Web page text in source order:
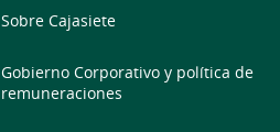
Sobre Cajasiete
Gobierno Corporativo y política de
remuneraciones